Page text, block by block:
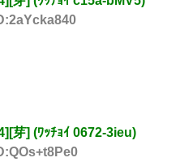
芽] (ﾜｯﾁｮｲ 0672-3ieu)